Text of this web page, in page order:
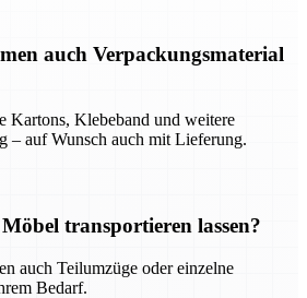
auch Verpackungsmaterial
Kartons, Klebeband und weitere
– auf Wunsch auch mit Lieferung.
transportieren lassen?
auch Teilumzüge oder einzelne
Bedarf.